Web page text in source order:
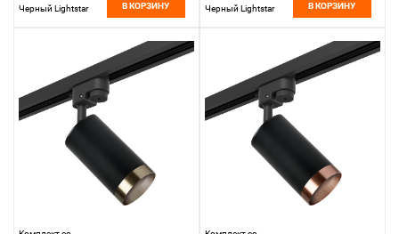
Черный Lightstar
В КОРЗИНУ
Черный Lightstar
В КОРЗИНУ